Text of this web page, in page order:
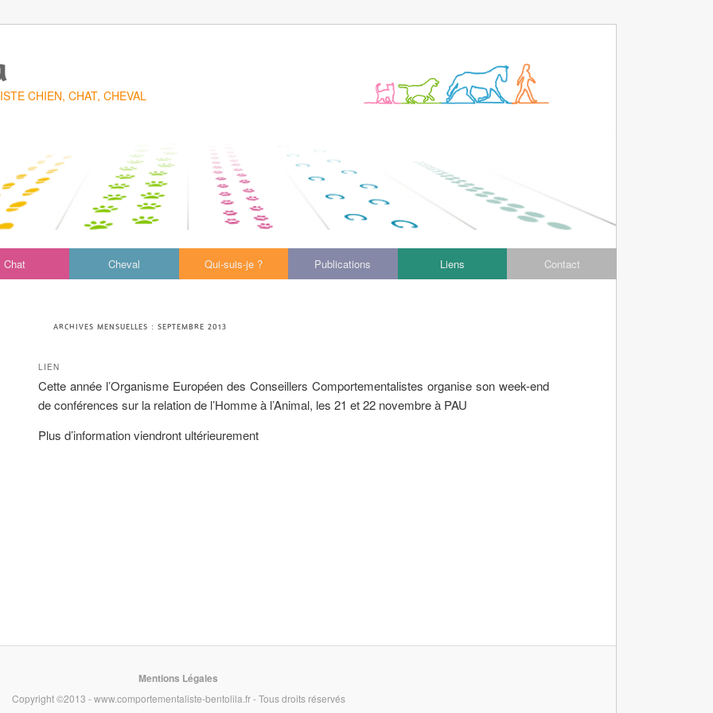
CHIEN, CHAT, CHEVAL
Chat Cheval Qui-suis-je ? Publications Liens Contact
ARCHIVES MENSUELLES :SEPTEMBRE 2013
LIEN
Cette année l’Organisme Européen des Conseillers Comportementalistes organise son week-end
de conférences sur la relation de l’Homme à l’Animal, les 21 et 22 novembre à PAU
Plus d’information viendront ultérieurement
Mentions Légales
Copyright ©2013 - www.comportementaliste-bentolila.fr - Tous droits réservés